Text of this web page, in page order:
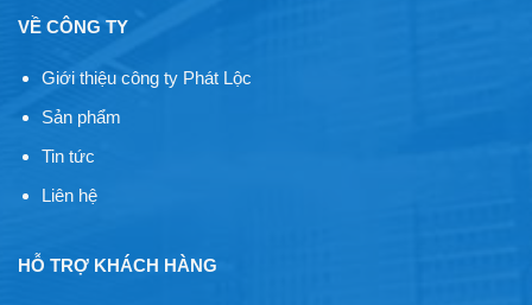
VỀ CÔNG TY
Giới thiệu công ty Phát Lộc
Sản phẩm
Tin tức
Liên hệ
HỖ TRỢ KHÁCH HÀNG